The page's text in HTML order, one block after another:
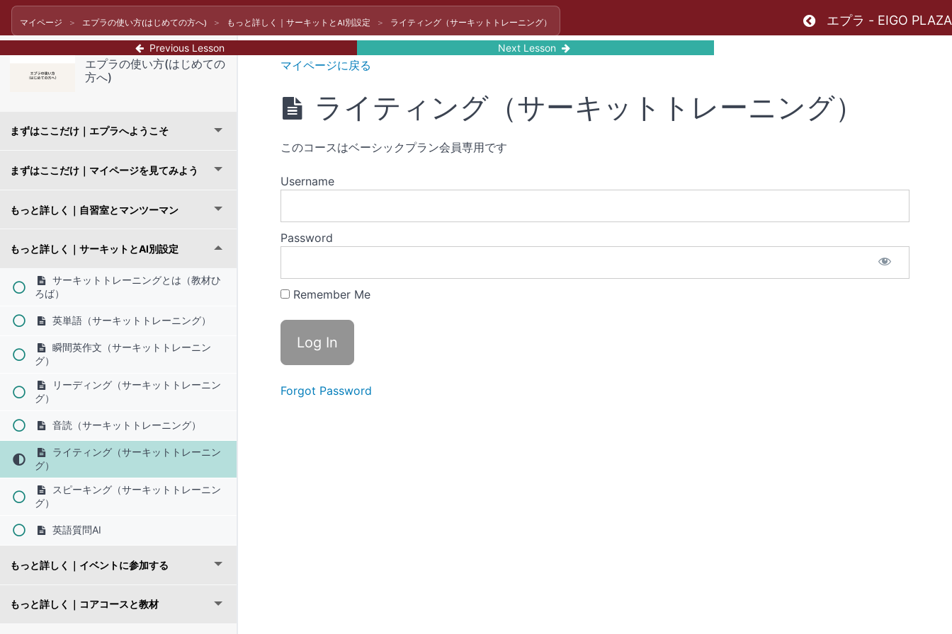
マイページ エプラの使い方(はじめての方へ) もっと詳しく｜サーキットとAI別設定 ライティング（サーキットトレーニング） Return to course: エプ
エプラ - EIGO PLAZA
Previous Lesson Next Lesson
エプラの使い方(はじめての
方へ)
まずはここだけ｜エプラへようこそ
まずはここだけ｜マイページを見てみよう
もっと詳しく｜自習室とマンツーマン
もっと詳しく｜サーキットとAI別設定
サーキットトレーニングとは（教材ひ
ろば）
英単語（サーキットトレーニング）
瞬間英作文（サーキットトレーニン
グ）
リーディング（サーキットトレーニン
グ）
音読（サーキットトレーニング）
ライティング（サーキットトレーニン
グ）
スピーキング（サーキットトレーニン
グ）
英語質問AI
もっと詳しく｜イベントに参加する
もっと詳しく｜コアコースと教材
マイページに戻る
ライティング（サーキットトレーニング）
このコースはベーシックプラン会員専用です
Username
Password
Remember Me
Forgot Password